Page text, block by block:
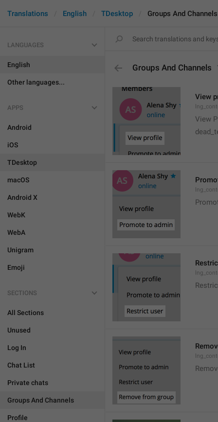
Translations English TDesktop Groups And Channels
LANGUAGES
English
Other languages...
APPS
Android
iOS
TDesktop
macOS
Android X
WebK
WebA
Unigram
Emoji
SECTIONS
All Sections
Unused
Log In
Chat List
Private chats
Groups And Channels
Profile
Groups And Channels
View
View